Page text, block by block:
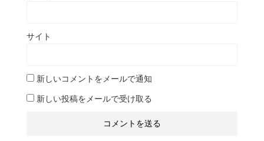
サイト
新しいコメントをメールで通知
新しい投稿をメールで受け取る